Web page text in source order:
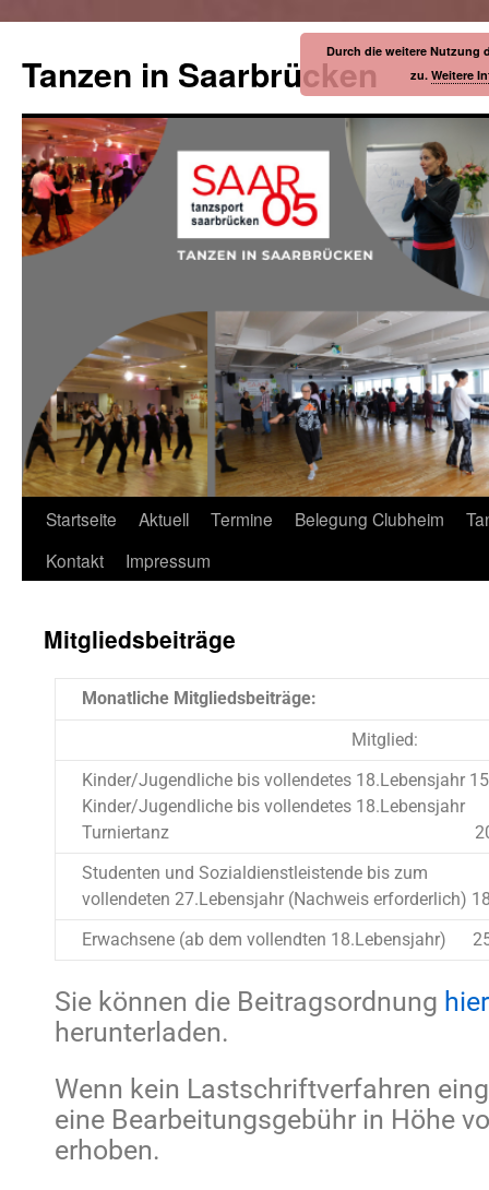
Tanzen in Saarbrücken
Startseite Aktuell Termine Belegung Clubheim
Kontakt
Impressum
Mitgliedsbeiträge
Monatliche Mitgliedsbeiträge:
Mitglied:
Kinder/Jugendliche bis vollendetes 18.Lebensjahr
Kinder/Jugendliche bis vollendetes 18.Lebensjahr
Turniertanz
Studenten und Sozialdienstleistende bis zum
vollendeten 27.Lebensjahr (Nachweis erforderlich)
Erwachsene (ab dem vollendten 18.Lebensjahr)
Sie können die Beitragsordnung hier
herunterladen.
Wenn kein Lastschriftverfahren
eine Bearbeitungsgebühr in Höhe
erhoben.
Durch die weitere Nutzung
zu. Weitere